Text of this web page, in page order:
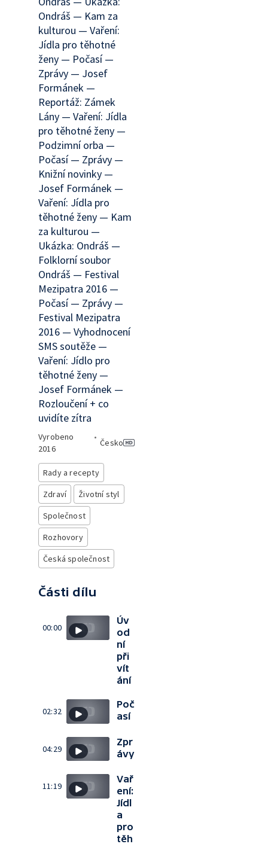
Ondráš — Kam za
kulturou — Vaření:
Jídla pro těhotné
ženy — Počasí —
Zprávy — Josef
Formánek —
Reportáž: Zámek
Lány — Vaření: Jídla
pro těhotné ženy —
Podzimní orba —
Počasí — Zprávy —
Knižní novinky —
Josef Formánek —
Vaření: Jídla pro
těhotné ženy — Kam
za kulturou —
Ukázka: Ondráš —
Folklorní soubor
Ondráš — Festival
Mezipatra 2016 —
Počasí — Zprávy —
Festival Mezipatra
2016 — Vyhodnocení
SMS soutěže —
Vaření: Jídlo pro
těhotné ženy —
Josef Formánek —
Rozloučení + co
uvidíte zítra
Vyrobeno
2016
•
Česko
Rady a recepty
Zdraví
Životní styl
Společnost
Rozhovory
Česká společnost
Části dílu
00:00
Úv
od
ní
při
vít
ání
02:32
Poč
así
04:29
Zpr
ávy
11:19
Vař
ení:
Jídl
a
pro
těh